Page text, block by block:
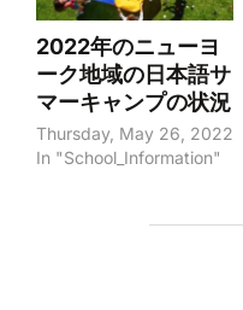
2022年のニューヨ
ーク地域の日本語サ
マーキャンプの状況
Thursday, May 26, 2022
In "School_Information"